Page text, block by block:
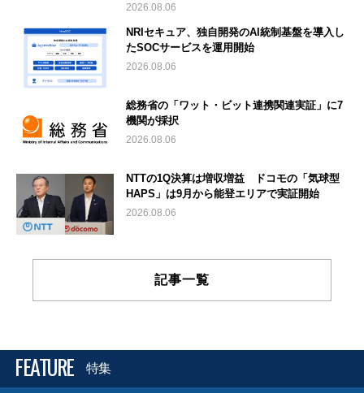
2026.08.06
NRIセキュア、独自開発のAI統制基盤を導入し
たSOCサービスを運用開始
2026.08.06
総務省の「ワット・ビット連携関連実証」に7
機関が採択
2026.08.06
NTTの1Q決算は増収増益 ドコモの「気球型
HAPS」は9月から能登エリアで実証開始
2026.08.06
記事一覧
FEATURE 特集